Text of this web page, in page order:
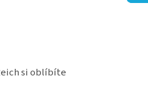
si oblíbíte